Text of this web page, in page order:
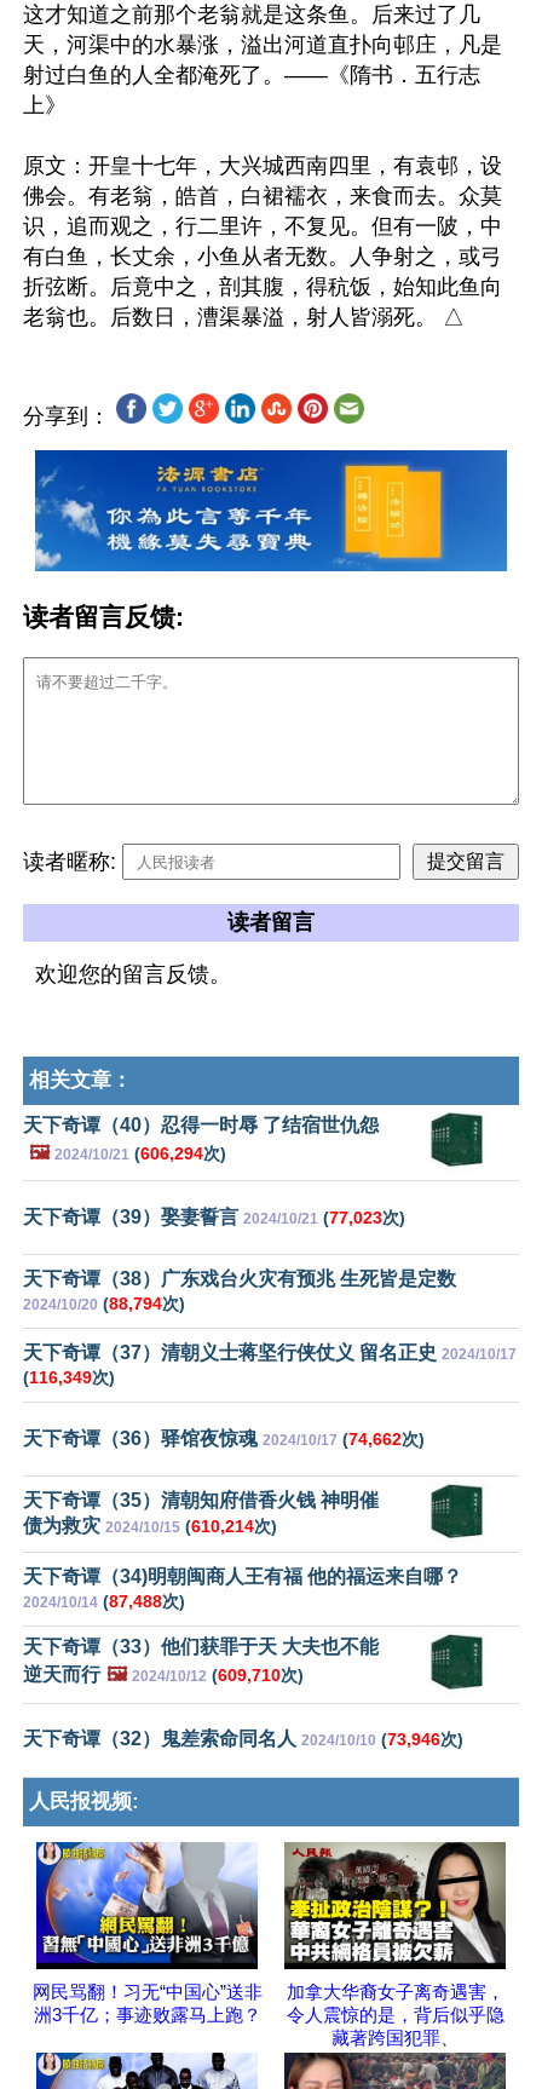
这才知道之前那个老翁就是这条鱼。后来过了几
天，河渠中的水暴涨，溢出河道直扑向邨庄，凡是
射过白鱼的人全都淹死了。——《隋书．五行志
上》
原文：开皇十七年，大兴城西南四里，有袁邨，设
佛会。有老翁，皓首，白裙襦衣，来食而去。众莫
识，追而观之，行二里许，不复见。但有一陂，中
有白鱼，长丈余，小鱼从者无数。人争射之，或弓
折弦断。后竟中之，剖其腹，得秔饭，始知此鱼向
分享到：
读者留言反馈:
读者暱称:
读者留言
欢迎您的留言反馈。
相关文章：
天下奇谭（40）忍得一时辱 了结宿世仇怨
🖼️ 2024/10/21 (606,294次)
天下奇谭（39）娶妻誓言 2024/10/21 (77,023次)
天下奇谭（38）广东戏台火灾有预兆 生死皆是定数
2024/10/20 (88,794次)
天下奇谭（37）清朝义士蒋坚行侠仗义 留名正史 2024/10/17
(116,349次)
天下奇谭（36）驿馆夜惊魂 2024/10/17 (74,662次)
天下奇谭（35）清朝知府借香火钱 神明催
债为救灾 2024/10/15 (610,214次)
天下奇谭（34)明朝闽商人王有福 他的福运来自哪？
2024/10/14 (87,488次)
天下奇谭（33）他们获罪于天 大夫也不能
逆天而行 🖼️ 2024/10/12 (609,710次)
天下奇谭（32）鬼差索命同名人 2024/10/10 (73,946次)
人民报视频:
网民骂翻！习无“中国心”送非
洲3千亿；事迹败露马上跑？
加拿大华裔女子离奇遇害，
令人震惊的是，背后似乎隐
藏著跨国犯罪、